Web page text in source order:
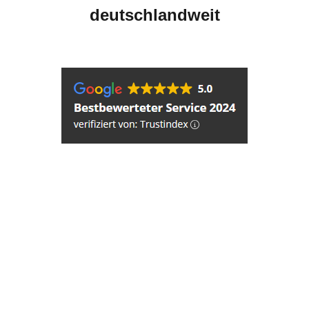
deutschlandweit